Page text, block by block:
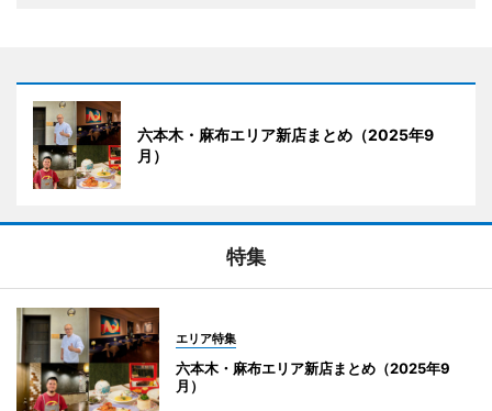
六本木・麻布エリア新店まとめ（2025年9
月）
特集
エリア特集
六本木・麻布エリア新店まとめ（2025年9
月）